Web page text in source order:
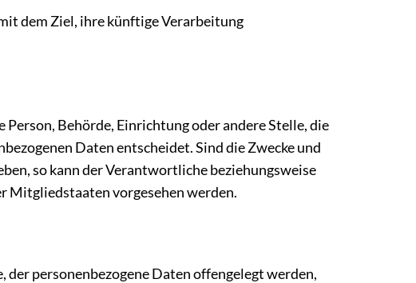
dem Ziel, ihre künftige Verarbeitung
Behörde, Einrichtung oder andere Stelle, die
Daten entscheidet. Sind die Zwecke und
so kann der Verantwortliche beziehungsweise
Mitgliedstaaten vorgesehen werden.
personenbezogene Daten offengelegt werden,